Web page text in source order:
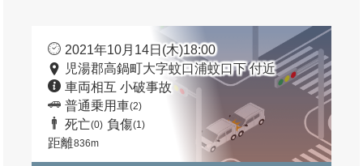
2021年10月14日(木)18:00
児湯郡高鍋町大字蚊口浦蚊口下 付近
車両相互 小破事故
普通乗用車(2)
死亡(0) 負傷(1)
距離836m